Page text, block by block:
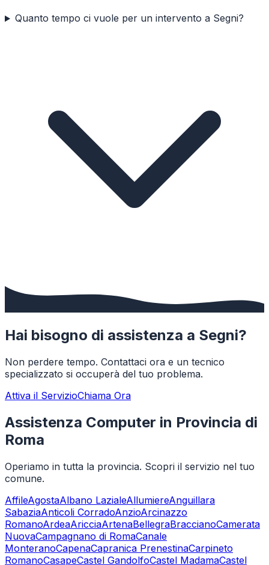
Quanto tempo ci vuole per un intervento a Segni?
Hai bisogno di assistenza a Segni?
Non perdere tempo. Contattaci ora e un tecnico
specializzato si occuperà del tuo problema.
Attiva il ServizioChiama Ora
Assistenza Computer in Provincia di
Roma
Operiamo in tutta la provincia. Scopri il servizio nel tuo
comune.
AffileAgostaAlbano LazialeAllumiereAnguillara
SabaziaAnticoli CorradoAnzioArcinazzo
RomanoArdeaAricciaArtenaBellegraBraccianoCamerata
NuovaCampagnano di RomaCanale
MonteranoCapenaCapranica PrenestinaCarpineto
RomanoCasapeCastel GandolfoCastel MadamaCastel